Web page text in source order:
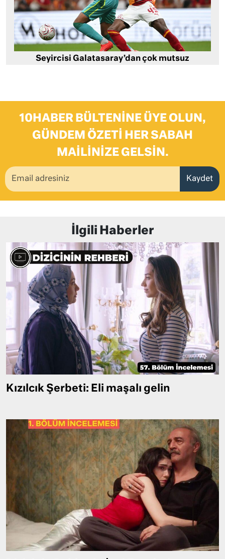
Seyircisi Galatasaray’dan çok mutsuz
10HABER BÜLTENINE ÜYE OLUN,
GÜNDEM ÖZETI HER SABAH
MAILINIZE GELSIN.
Kaydet
İlgili Haberler
Kızılcık Şerbeti: Eli maşalı gelin